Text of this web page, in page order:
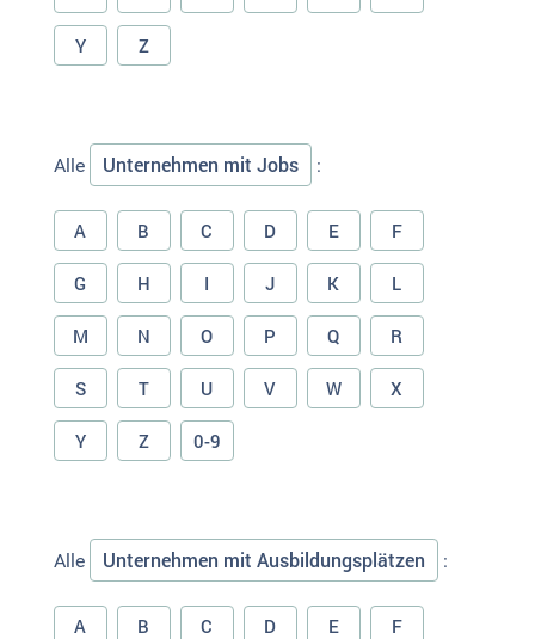
Y Z
Alle Unternehmen mit Jobs :
A B C D E F
G H I J K L
M N O P Q R
S T U V W X
Y Z 0-9
Alle Unternehmen mit Ausbildungsplätzen :
A B C D E F